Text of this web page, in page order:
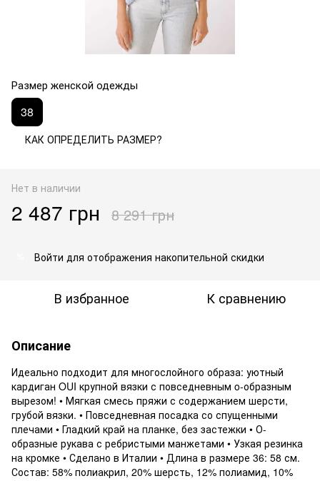
Размер женской одежды
38
КАК ОПРЕДЕЛИТЬ РАЗМЕР?
Нет в наличии
2 487 грн 8 291 грн
Войти для отображения накопительной скидки
В избранное К сравнению
Описание
Идеально подходит для многослойного образа: уютный
кардиган OUI крупной вязки с повседневным o-образным
вырезом! • Мягкая смесь пряжи с содержанием шерсти,
грубой вязки. • Повседневная посадка со спущенными
плечами • Гладкий край на планке, без застежки • О-
образные рукава с ребристыми манжетами • Узкая резинка
на кромке • Сделано в Италии • Длина в размере 36: 58 см.
Состав: 58% полиакрил, 20% шерсть, 12% полиамид, 10%